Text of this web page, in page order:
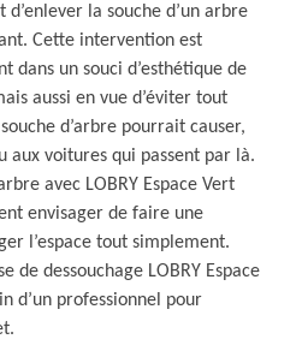
d’enlever la souche d’un arbre
Cette intervention est
dans un souci d’esthétique de
aussi en vue d’éviter tout
d’arbre pourrait causer,
aux voitures qui passent par là.
avec LOBRY Espace Vert
envisager de faire une
l’espace tout simplement.
de dessouchage LOBRY Espace
d’un professionnel pour